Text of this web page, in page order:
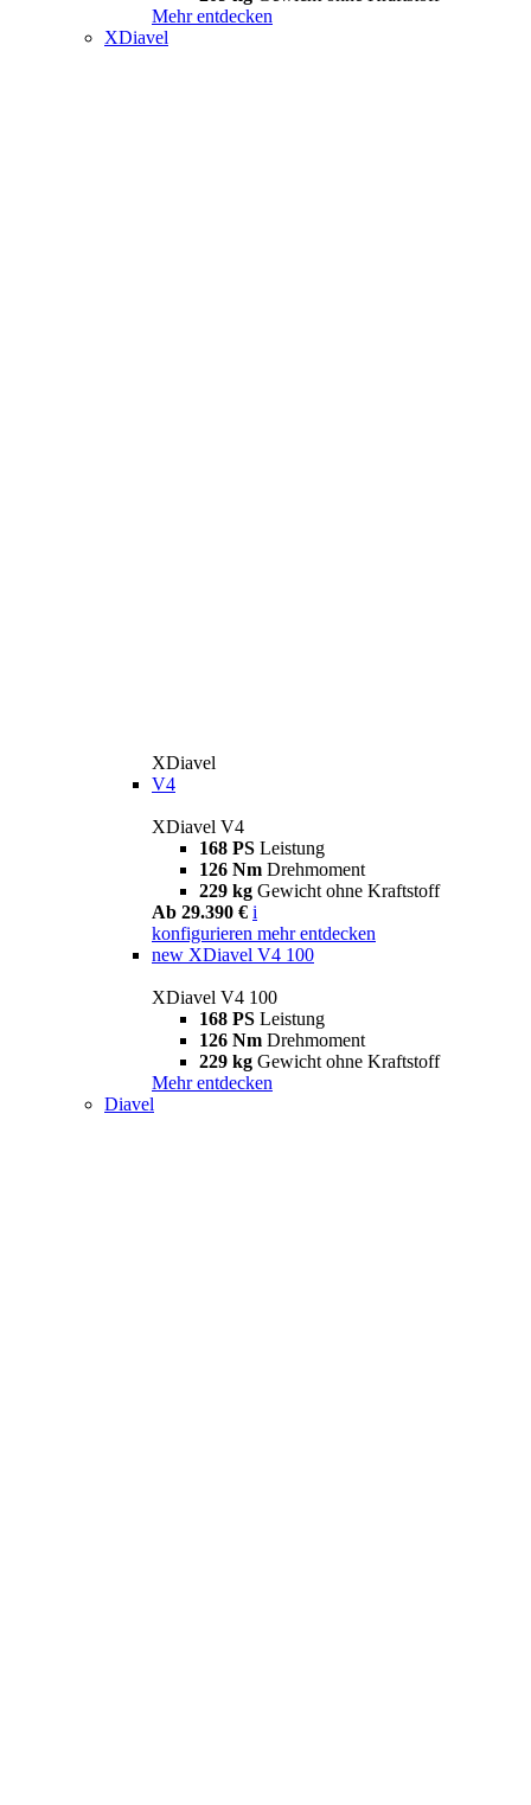
Mehr entdecken
XDiavel
XDiavel
V4
XDiavel V4
168 PS Leistung
126 Nm Drehmoment
229 kg Gewicht ohne Kraftstoff
Ab 29.390 € i
konfigurieren mehr entdecken
new XDiavel V4 100
XDiavel V4 100
168 PS Leistung
126 Nm Drehmoment
229 kg Gewicht ohne Kraftstoff
Mehr entdecken
Diavel